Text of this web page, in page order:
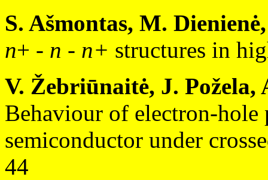
S. Ašmontas, M.
n+ - n - n+ structures in
V. Žebriūnaitė, J.
Behaviour of electron-
semiconductor under
44